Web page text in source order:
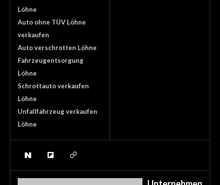
Löhne
Auto ohne TÜV Löhne
verkaufen
Auto verschrotten Löhne
Fahrzeugentsorgung
Löhne
Schrottauto verkaufen
Löhne
Unfallfahrzeug verkaufen
Löhne